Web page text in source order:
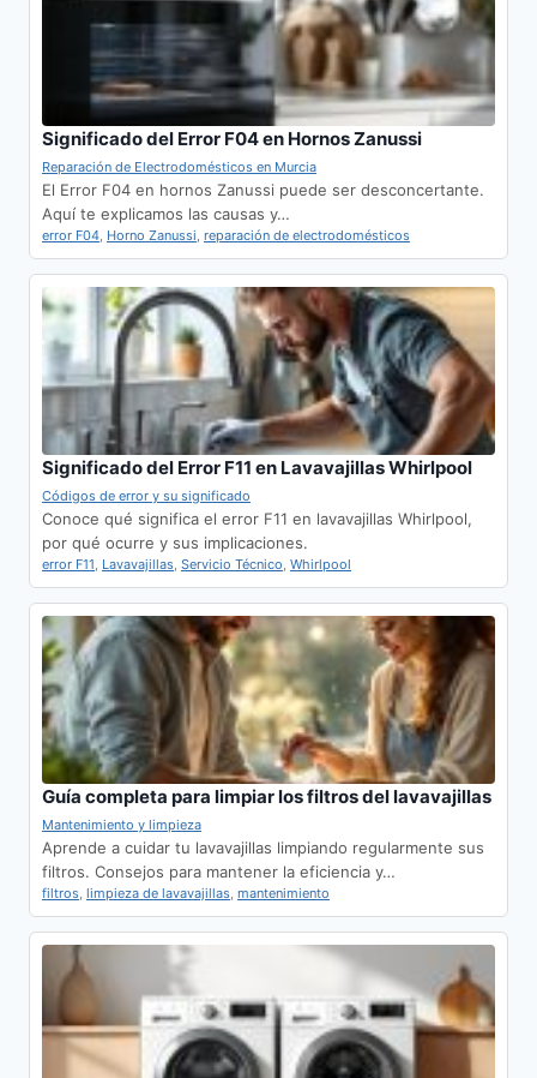
Significado del Error F04 en Hornos Zanussi
Reparación de Electrodomésticos en Murcia
El Error F04 en hornos Zanussi puede ser desconcertante.
Aquí te explicamos las causas y…
error F04 Horno Zanussi reparación de electrodomésticos
Significado del Error F11 en Lavavajillas Whirlpool
Códigos de error y su significado
Conoce qué significa el error F11 en lavavajillas Whirlpool,
por qué ocurre y sus implicaciones.
error F11 Lavavajillas Servicio Técnico Whirlpool
Guía completa para limpiar los filtros del lavavajillas
Mantenimiento y limpieza
Aprende a cuidar tu lavavajillas limpiando regularmente sus
filtros. Consejos para mantener la eficiencia y…
filtros limpieza de lavavajillas mantenimiento